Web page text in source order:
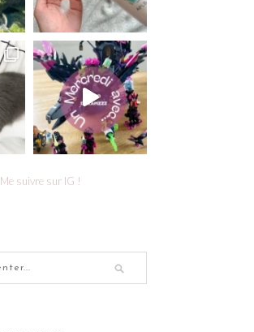
Me suivre sur IG !